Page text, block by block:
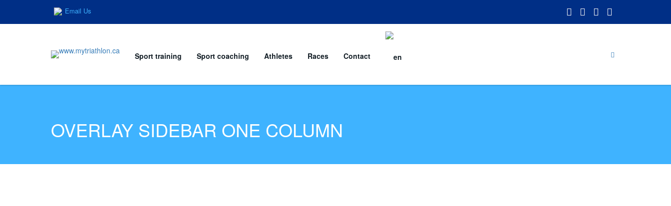
Email Us
Sport training Sport coaching Athletes Races Contact
OVERLAY SIDEBAR ONE COLUMN